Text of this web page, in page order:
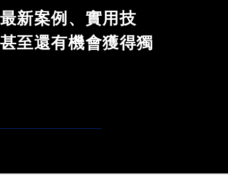
新案例、實用技
至還有機會獲得獨